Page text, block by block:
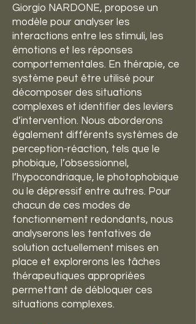
Giorgio NARDONE, propose un
modèle pour analyser les
interactions entre les stimuli, les
émotions et les réponses
comportementales. En thérapie, ce
système peut être utilisé pour
décomposer des situations
complexes et identifier des leviers
d’intervention. Nous aborderons
également différents systèmes de
perception-réaction, tels que le
phobique, l’obsessionnel,
l’hypocondriaque, le photophobique
ou le dépressif entre autres. Pour
chacun de ces modes de
fonctionnement redondants, nous
analyserons les tentatives de
solution actuellement mises en
place et explorerons les tâches
thérapeutiques appropriées
permettant de débloquer ces
situations complexes.